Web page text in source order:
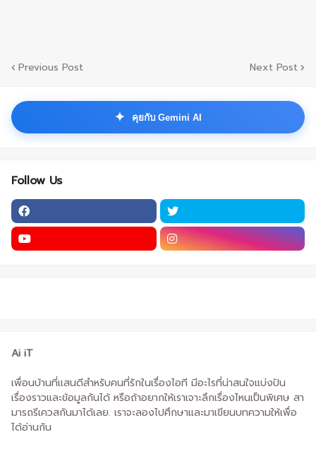
Previous Post Next Post
✦ คุยกับ Gemini AI
Follow Us
Ai iT
เพื่อนบ้านที่แสนดีสำหรับคนที่รักในเรื่องไอที มีอะไรที่น่าสนใจแบ่งปัน
เรื่องราวและข้อมูลกันได้ หรือถ้าอยากให้เราเจาะลึกเรื่องไหนเป็นพิเศษ สา
มารถรีเควสกันมาได้เลย. เราจะลองไปศึกษาและมาเขียนบทความให้เพื่อ
ได้อ่านกัน